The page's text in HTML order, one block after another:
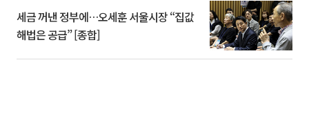
세금 꺼낸 정부에…오세훈 서울시장 “집값
해법은 공급” [종합]